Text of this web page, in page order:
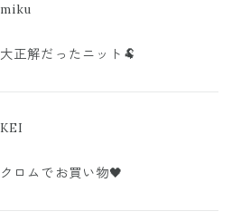
miku
大正解だったニット🐏
KEI
クロムでお買い物🖤